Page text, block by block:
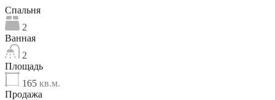
Спальня
2
Ванная
2
Площадь
165 кв.м.
Продажа